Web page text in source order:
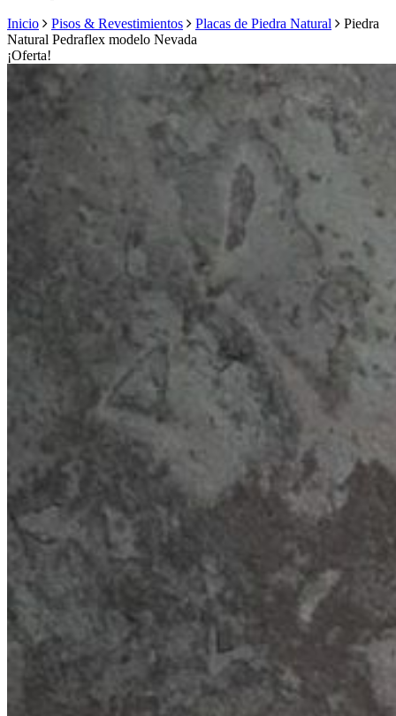
Inicio Pisos & Revestimientos Placas de Piedra Natural
Piedra
Natural Pedraflex modelo Nevada
¡Oferta!